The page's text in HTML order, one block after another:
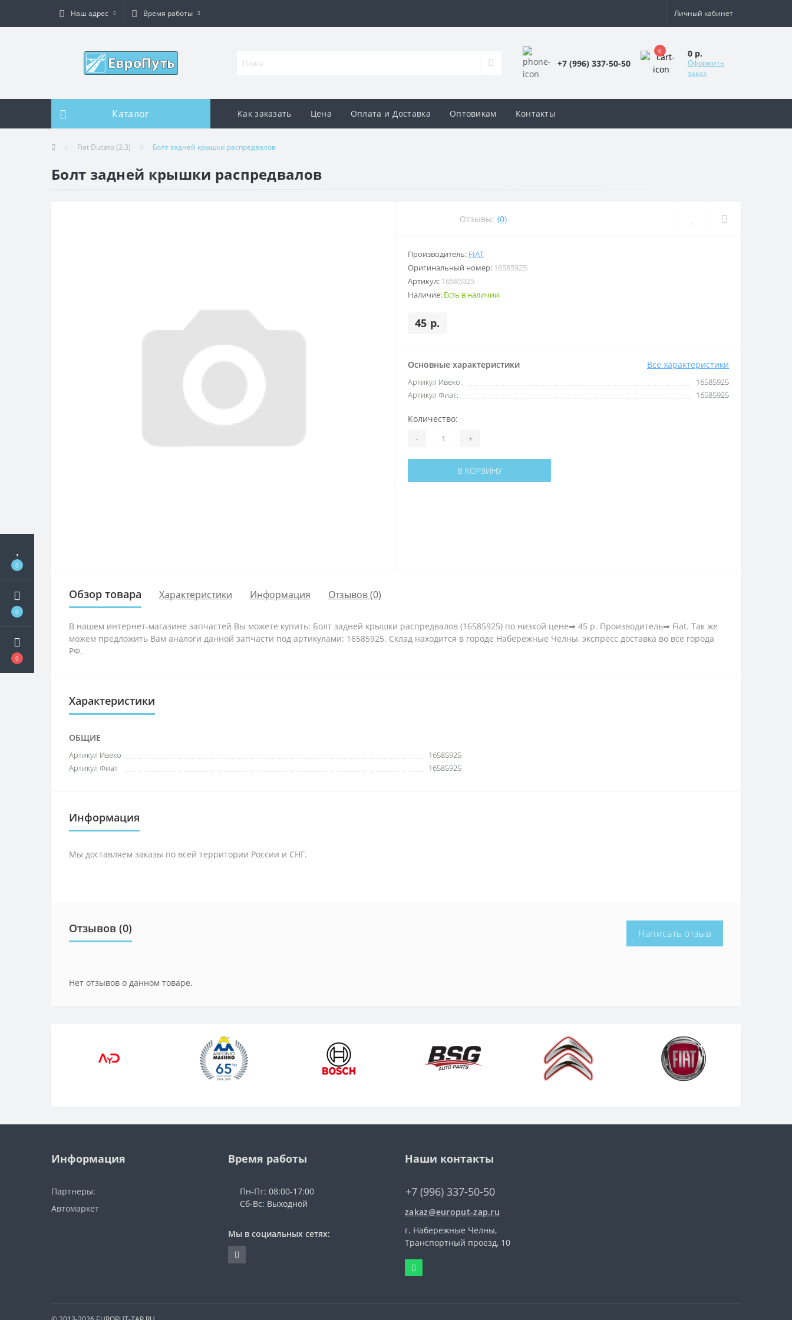
0
0
0
Наш адрес Время работы Личный кабинет
+7 (996) 337-50-50
0 0 р.
Оформить
заказ
Каталог Как заказать Цена Оплата и Доставка Оптовикам Контакты
Fiat Ducato (2.3) Болт задней крышки распредвалов
Болт задней крышки распредвалов
Отзывы: (0)
Производитель: FIAT
Оригинальный номер: 16585925
Артикул: 16585925
Наличие: Есть в наличии
45 р.
Основные характеристики Все характеристики
Артикул Ивеко:
16585925
Артикул Фиат:
16585925
Количество:
- +
В КОРЗИНУ
Обзор товара Характеристики Информация Отзывов (0)
В нашем интернет-магазине запчастей Вы можете купить: Болт задней крышки распредвалов (16585925) по низкой цене➡ 45 р. Производитель➡ Fiat. Так же
можем предложить Вам аналоги данной запчасти под артикулами: 16585925. Склад находится в городе Набережные Челны, экспресс доставка во все города
РФ.
Характеристики
ОБЩИЕ
Артикул Ивеко
16585925
Артикул Фиат
16585925
Информация
Мы доставляем заказы по всей территории России и СНГ.
Отзывов (0) Написать отзыв
Нет отзывов о данном товаре.
Информация
Партнеры:
Автомаркет
Время работы
Пн-Пт: 08:00-17:00
Сб-Вс: Выходной
Мы в социальных сетях:
Наши контакты
+7 (996) 337-50-50
zakaz@europut-zap.ru
г. Набережные Челны,
Транспортный проезд, 10